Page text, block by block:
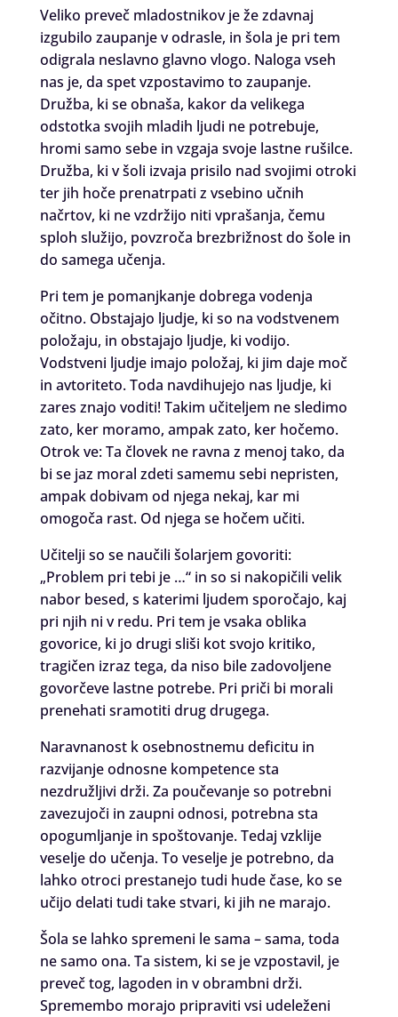
Veliko preveč mladostnikov je že zdavnaj
izgubilo zaupanje v odrasle, in šola je pri tem
odigrala neslavno glavno vlogo. Naloga vseh
nas je, da spet vzpostavimo to zaupanje.
Družba, ki se obnaša, kakor da velikega
odstotka svojih mladih ljudi ne potrebuje,
hromi samo sebe in vzgaja svoje lastne rušilce.
Družba, ki v šoli izvaja prisilo nad svojimi otroki
ter jih hoče prenatrpati z vsebino učnih
načrtov, ki ne vzdržijo niti vprašanja, čemu
sploh služijo, povzroča brezbrižnost do šole in
do samega učenja.
Pri tem je pomanjkanje dobrega vodenja
očitno. Obstajajo ljudje, ki so na vodstvenem
položaju, in obstajajo ljudje, ki vodijo.
Vodstveni ljudje imajo položaj, ki jim daje moč
in avtoriteto. Toda navdihujejo nas ljudje, ki
zares znajo voditi! Takim učiteljem ne sledimo
zato, ker moramo, ampak zato, ker hočemo.
Otrok ve: Ta človek ne ravna z menoj tako, da
bi se jaz moral zdeti samemu sebi nepristen,
ampak dobivam od njega nekaj, kar mi
omogoča rast. Od njega se hočem učiti.
Učitelji so se naučili šolarjem govoriti:
„Problem pri tebi je …“ in so si nakopičili velik
nabor besed, s katerimi ljudem sporočajo, kaj
pri njih ni v redu. Pri tem je vsaka oblika
govorice, ki jo drugi sliši kot svojo kritiko,
tragičen izraz tega, da niso bile zadovoljene
govorčeve lastne potrebe. Pri priči bi morali
prenehati sramotiti drug drugega.
Naravnanost k osebnostnemu deficitu in
razvijanje odnosne kompetence sta
nezdružljivi drži. Za poučevanje so potrebni
zavezujoči in zaupni odnosi, potrebna sta
opogumljanje in spoštovanje. Tedaj vzklije
veselje do učenja. To veselje je potrebno, da
lahko otroci prestanejo tudi hude čase, ko se
učijo delati tudi take stvari, ki jih ne marajo.
Šola se lahko spremeni le sama – sama, toda
ne samo ona. Ta sistem, ki se je vzpostavil, je
preveč tog, lagoden in v obrambni drži.
Spremembo morajo pripraviti vsi udeleženi